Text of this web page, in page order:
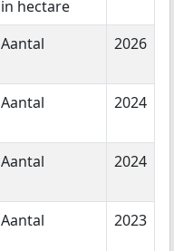
in hectare
Aantal 2026
Aantal 2024
Aantal 2024
Aantal 2023